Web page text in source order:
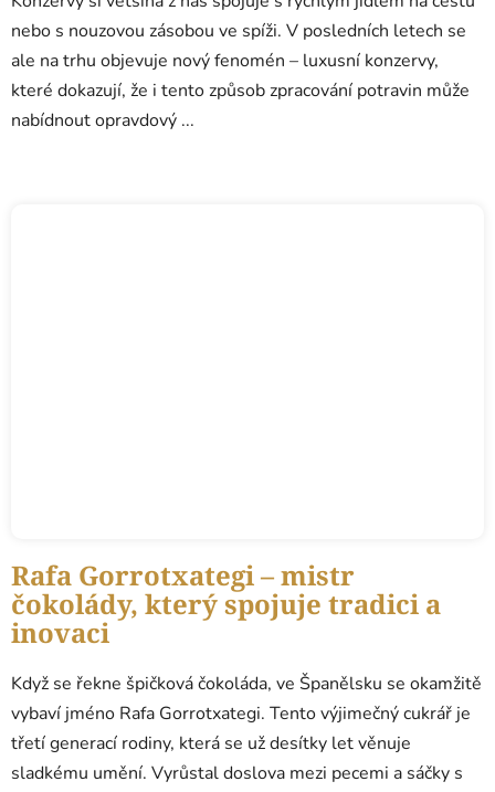
nebo s nouzovou zásobou ve spíži. V posledních letech se
ale na trhu objevuje nový fenomén – luxusní konzervy,
které dokazují, že i tento způsob zpracování potravin může
nabídnout opravdový ...
Rafa Gorrotxategi – mistr
čokolády, který spojuje tradici a
inovaci
Když se řekne špičková čokoláda, ve Španělsku se okamžitě
vybaví jméno Rafa Gorrotxategi. Tento výjimečný cukrář je
třetí generací rodiny, která se už desítky let věnuje
sladkému umění. Vyrůstal doslova mezi pecemi a sáčky s